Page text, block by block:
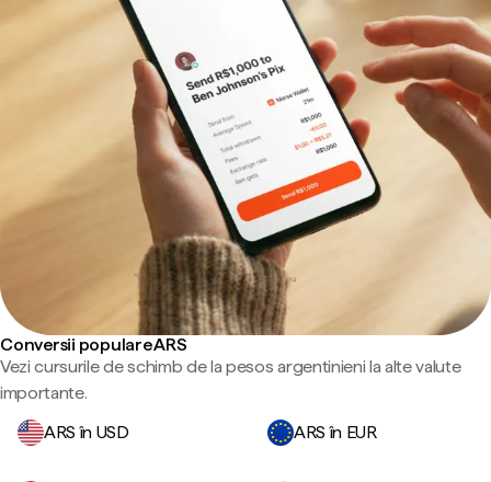
Conversii populare ARS
Vezi cursurile de schimb de la pesos argentinieni la alte valute
importante.
ARS în USD
ARS în EUR